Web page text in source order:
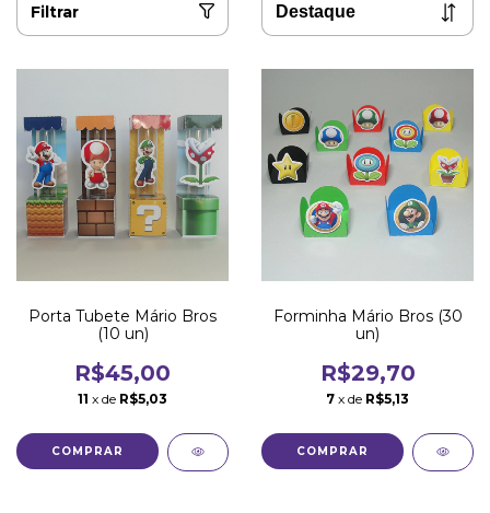
Filtrar
Porta Tubete Mário Bros
(10 un)
R$45,00
11 x de R$5,03
Forminha Mário Bros (30
un)
R$29,70
7 x de R$5,13